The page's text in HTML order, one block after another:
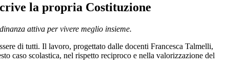
la propria Costituzione
attiva per vivere meglio insieme.
di tutti. Il lavoro, progettato dalle docenti Francesca Talmelli,
caso scolastica, nel rispetto reciproco e nella valorizzazione del